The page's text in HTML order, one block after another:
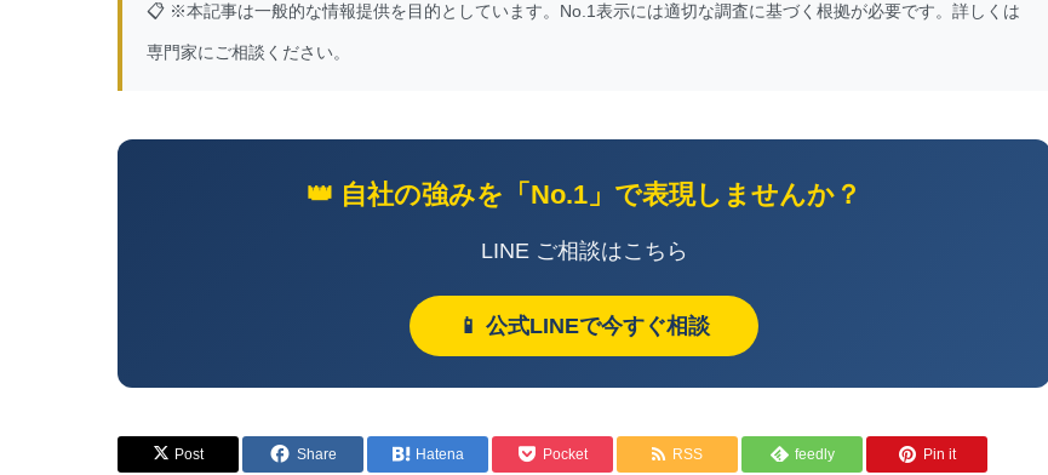
📋 ※本記事は一般的な情報提供を目的としています。No.1表示には適切な調査に基づく根拠が必要です。詳しくは
専門家にご相談ください。
👑 自社の強みを「No.1」で表現しませんか？
LINE ご相談はこちら
📱 公式LINEで今すぐ相談
Post Share Hatena Pocket RSS feedly Pin it